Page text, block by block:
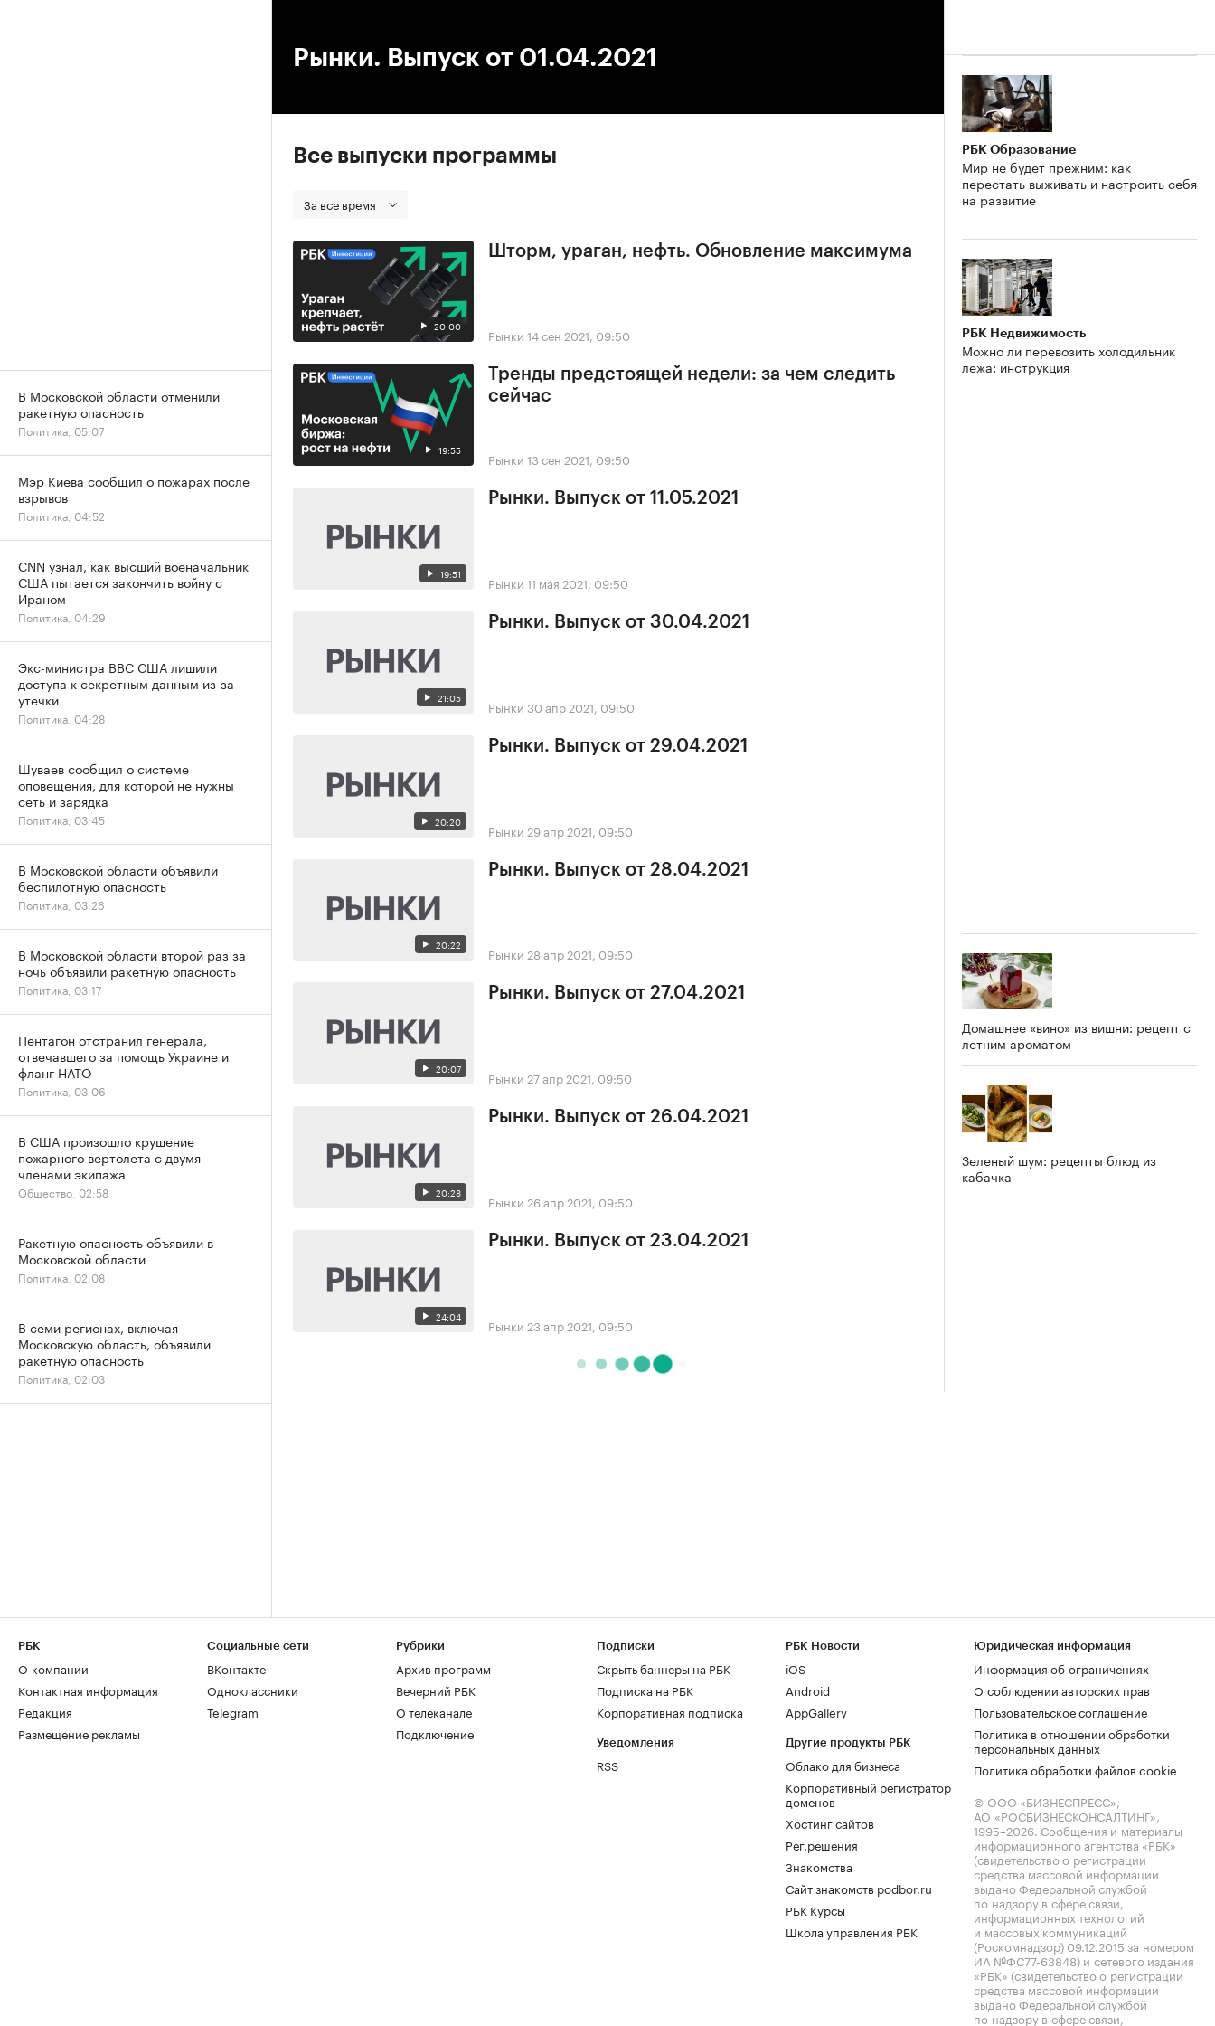
Рынки. Выпуск от 01.04.2021
Все выпуски программы
За все время
20:00
Шторм, ураган, нефть. Обновление максимума
Рынки 14 сен 2021, 09:50
19:55
Тренды предстоящей недели: за чем следить
сейчас
Рынки 13 сен 2021, 09:50
19:51
Рынки. Выпуск от 11.05.2021
Рынки 11 мая 2021, 09:50
21:05
Рынки. Выпуск от 30.04.2021
Рынки 30 апр 2021, 09:50
20:20
Рынки. Выпуск от 29.04.2021
Рынки 29 апр 2021, 09:50
20:22
Рынки. Выпуск от 28.04.2021
Рынки 28 апр 2021, 09:50
20:07
Рынки. Выпуск от 27.04.2021
Рынки 27 апр 2021, 09:50
20:28
Рынки. Выпуск от 26.04.2021
Рынки 26 апр 2021, 09:50
24:04
Рынки. Выпуск от 23.04.2021
Рынки 23 апр 2021, 09:50
РБК Образование
Мир не будет прежним: как
перестать выживать и настроить себя
на развитие
РБК Недвижимость
Можно ли перевозить холодильник
лежа: инструкция
Домашнее «вино» из вишни: рецепт с
летним ароматом
Зеленый шум: рецепты блюд из
кабачка
В Московской области отменили
ракетную опасность
Политика, 05:07
Мэр Киева сообщил о пожарах после
взрывов
Политика, 04:52
CNN узнал, как высший военачальник
США пытается закончить войну с
Ираном
Политика, 04:29
Экс-министра ВВС США лишили
доступа к секретным данным из-за
утечки
Политика, 04:28
Шуваев сообщил о системе
оповещения, для которой не нужны
сеть и зарядка
Политика, 03:45
В Московской области объявили
беспилотную опасность
Политика, 03:26
В Московской области второй раз за
ночь объявили ракетную опасность
Политика, 03:17
Пентагон отстранил генерала,
отвечавшего за помощь Украине и
фланг НАТО
Политика, 03:06
В США произошло крушение
пожарного вертолета с двумя
членами экипажа
Общество, 02:58
Ракетную опасность объявили в
Московской области
Политика, 02:08
В семи регионах, включая
Московскую область, объявили
ракетную опасность
Политика, 02:03
РБК
О компании
Контактная информация
Редакция
Размещение рекламы
Социальные сети
ВКонтакте
Одноклассники
Telegram
Рубрики
Архив программ
Вечерний РБК
О телеканале
Подключение
Подписки
Скрыть баннеры на РБК
Подписка на РБК
Корпоративная подписка
Уведомления
RSS
РБК Новости
iOS
Android
AppGallery
Другие продукты РБК
Облако для бизнеса
Корпоративный регистратор
доменов
Хостинг сайтов
Рег.решения
Знакомства
Сайт знакомств podbor.ru
РБК Курсы
Школа управления РБК
Юридическая информация
Информация об ограничениях
О соблюдении авторских прав
Пользовательское соглашение
Политика в отношении обработки
персональных данных
Политика обработки файлов cookie
© ООО «БИЗНЕСПРЕСС»,
АО «РОСБИЗНЕСКОНСАЛТИНГ»,
1995–2026. Сообщения и материалы
информационного агентства «РБК»
(свидетельство о регистрации
средства массовой информации
выдано Федеральной службой
по надзору в сфере связи,
информационных технологий
и массовых коммуникаций
(Роскомнадзор) 09.12.2015 за номером
ИА №ФС77-63848) и сетевого издания
«РБК» (свидетельство о регистрации
средства массовой информации
выдано Федеральной службой
по надзору в сфере связи,